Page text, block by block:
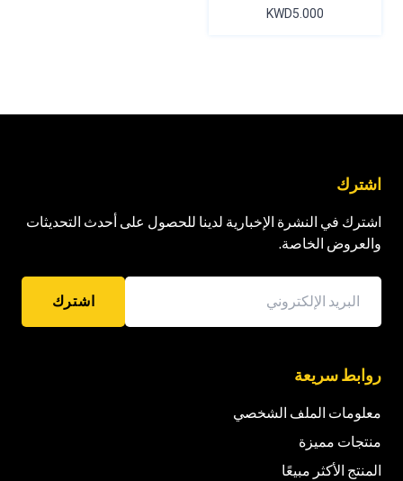
KWD5.000
اشترك
اشترك في النشرة الإخبارية لدينا للحصول على أحدث التحديثات
والعروض الخاصة.
اشترك
روابط سريعة
معلومات الملف الشخصي
منتجات مميزة
المنتج الأكثر مبيعًا